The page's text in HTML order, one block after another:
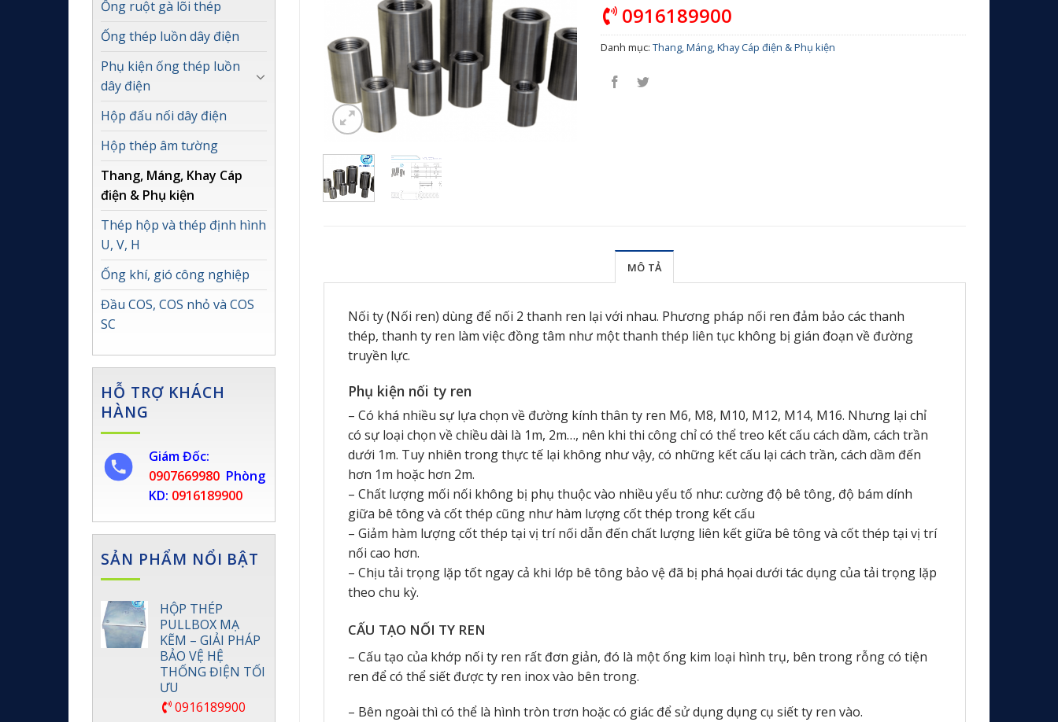
Ống ruột gà lõi thép
Ống thép luồn dây điện
Phụ kiện ống thép luồn
dây điện
Hộp đấu nối dây điện
Hộp thép âm tường
Thang, Máng, Khay Cáp
điện & Phụ kiện
Thép hộp và thép định hình
U, V, H
Ống khí, gió công nghiệp
Đầu COS, COS nhỏ và COS
SC
HỖ TRỢ KHÁCH
HÀNG
Giám Đốc:
0907669980 Phòng
KD: 0916189900
SẢN PHẨM NỔI BẬT
HỘP THÉP
PULLBOX MẠ
KẼM – GIẢI PHÁP
BẢO VỆ HỆ
THỐNG ĐIỆN TỐI
ƯU
0916189900
0916189900
Danh mục:Thang, Máng, Khay Cáp điện & Phụ kiện
MÔ TẢ
Nối ty (Nối ren) dùng để nối 2 thanh ren lại với nhau. Phương pháp nối ren đảm bảo các thanh
thép, thanh ty ren làm việc đồng tâm như một thanh thép liên tục không bị gián đoạn về đường
truyền lực.
Phụ kiện nối ty ren
– Có khá nhiều sự lựa chọn về đường kính thân ty ren M6, M8, M10, M12, M14, M16. Nhưng lại chỉ
có sự loại chọn về chiều dài là 1m, 2m…, nên khi thi công chỉ có thể treo kết cấu cách dầm, cách trần
dưới 1m. Tuy nhiên trong thực tế lại không như vậy, có những kết cấu lại cách trần, cách dầm đến
hơn 1m hoặc hơn 2m.
– Chất lượng mối nối không bị phụ thuộc vào nhiều yếu tố như: cường độ bê tông, độ bám dính
giữa bê tông và cốt thép cũng như hàm lượng cốt thép trong kết cấu
– Giảm hàm lượng cốt thép tại vị trí nối dẫn đến chất lượng liên kết giữa bê tông và cốt thép tại vị trí
nối cao hơn.
– Chịu tải trọng lặp tốt ngay cả khi lớp bê tông bảo vệ đã bị phá họai dưới tác dụng của tải trọng lặp
theo chu kỳ.
CẤU TẠO NỐI TY REN
– Cấu tạo của khớp nối ty ren rất đơn giản, đó là một ống kim loại hình trụ, bên trong rỗng có tiện
ren để có thể siết được ty ren inox vào bên trong.
– Bên ngoài thì có thể là hình tròn trơn hoặc có giác để sử dụng dụng cụ siết ty ren vào.